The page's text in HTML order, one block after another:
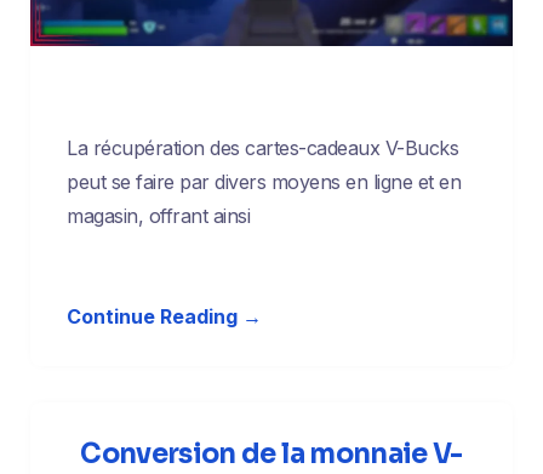
La récupération des cartes-cadeaux V-Bucks
peut se faire par divers moyens en ligne et en
magasin, offrant ainsi
Continue Reading →
Conversion de la monnaie V-